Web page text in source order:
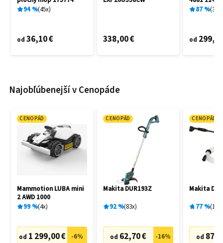
94% 45x
od 36,10 € 338,00 €
87% 3
od
Najobľúbenejší v Cenopáde
CENOPÁD
Mammotion LUBA mini
2 AWD 1000
99% 4x
od 1 299,00 € -6%
CENOPÁD
Makita DUR193Z
92% 83x
od 62,70 € -16%
CENOPÁD
Makita
77% 19
od